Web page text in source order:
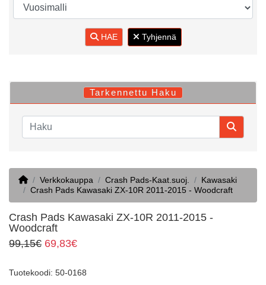
HAE Tyhjennä
Tarkennettu Haku
HomeVerkkokauppa Crash Pads-Kaat.suoj.
Kawasaki
Crash Pads Kawasaki ZX-10R 2011-2015 - Woodcraft
Crash Pads Kawasaki ZX-10R 2011-2015 -
Woodcraft
99,15€ 69,83€
Tuotekoodi: 50-0168